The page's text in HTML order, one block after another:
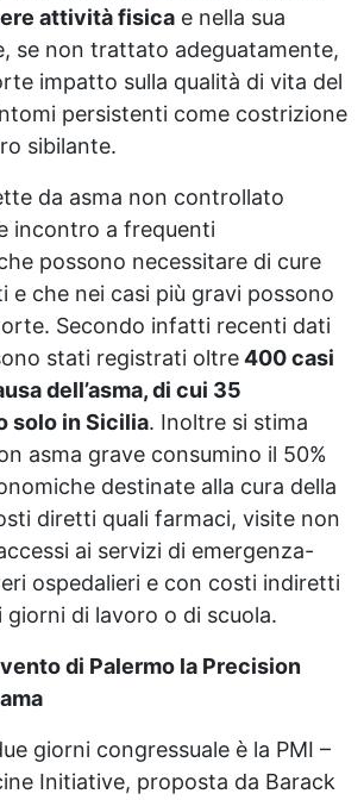
attività fisica e nella sua
se non trattato adeguatamente,
impatto sulla qualità di vita del
persistenti come costrizione
sibilante.
da asma non controllato
incontro a frequenti
possono necessitare di cure
e che nei casi più gravi possono
Secondo infatti recenti dati
stati registrati oltre400 casi
dell’asma, di cui 35
solo in Sicilia. Inoltre si stima
asma grave consumino il 50%
destinate alla cura della
diretti quali farmaci, visite non
ai servizi di emergenza-
ospedalieri e con costi indiretti
di lavoro o di scuola.
di Palermo la Precision
giorni congressuale è la PMI –
Initiative, proposta da Barack